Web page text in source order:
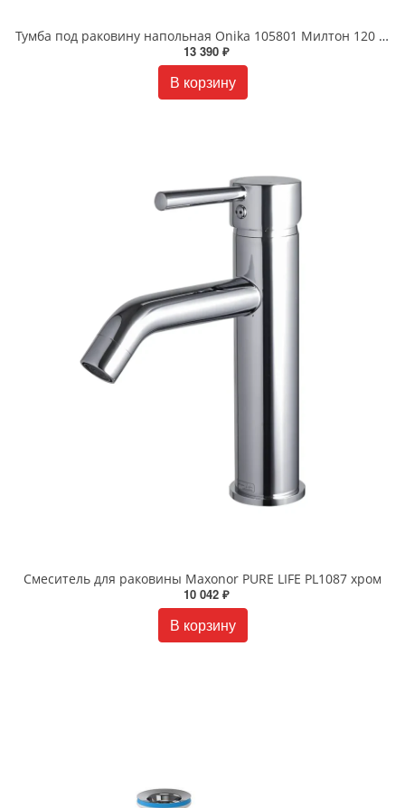
Тумба под раковину напольная Onika 105801 Милтон 120 см белая
13 390 ₽
В корзину
Смеситель для раковины Maxonor PURE LIFE PL1087 хром
10 042 ₽
В корзину